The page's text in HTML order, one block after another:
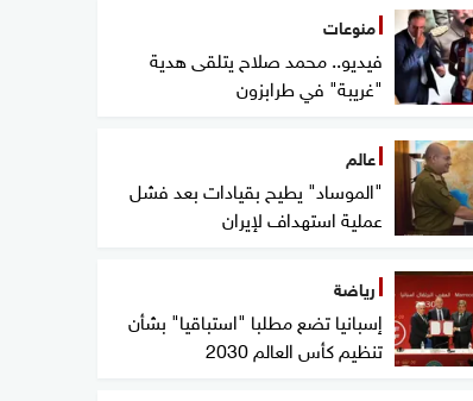
منوعات
فيديو.. محمد صلاح يتلقى هدية
"غريبة" في طرابزون
عالم
"الموساد" يطيح بقيادات بعد فشل
عملية استهداف لإيران
رياضة
إسبانيا تضع مطلبا "استباقيا" بشأن
تنظيم كأس العالم 2030